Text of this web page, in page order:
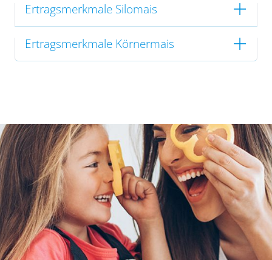
Ertragsmerkmale Silomais
Ertragsmerkmale Körnermais